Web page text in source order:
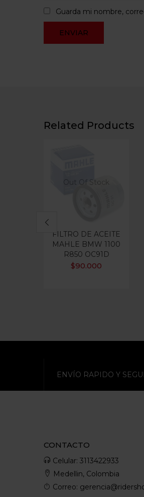
Guarda mi nombre,
Related Products
Out Of Stock
FILTRO DE ACEITE
MAHLE BMW 1100
R850 OC91D
$90.000
ENVÍO RAPIDO Y
CONTACTO
Celular: 3113422933
Medellin, Colombia
Correo: